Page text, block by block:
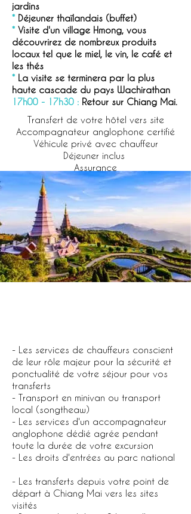
jardins
* Déjeuner thaïlandais (buffet)
* Visite d'un village Hmong, vous
découvrirez de nombreux produits
locaux tel que le miel, le vin, le café et
les thés
* La visite se terminera par la plus
haute cascade du pays Wachirathan
17h00 - 17h30 : Retour sur Chiang Mai.
Transfert de votre hôtel vers site
Accompagnateur anglophone certifié
Véhicule privé avec chauffeur
Déjeuner inclus
Assurance
Taxes
- Les services de chauffeurs conscient
de leur rôle majeur pour la sécurité et
ponctualité de votre séjour pour vos
transferts
- Transport en minivan ou transport
local (songtheaw)
- Les services d'un accompagnateur
anglophone dédié agrée pendant
toute la durée de votre excursion
- Les droits d'entrées au parc national
- Les transferts depuis votre point de
départ à Chiang Mai vers les sites
visités